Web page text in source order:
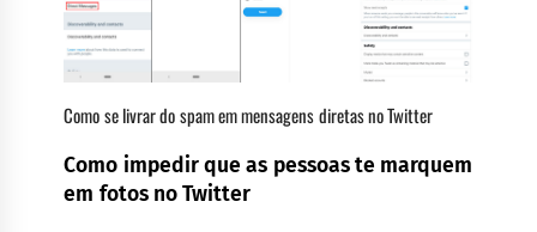
Como se livrar do spam em mensagens diretas no Twitter
Como impedir que as pessoas te marquem
em fotos no Twitter